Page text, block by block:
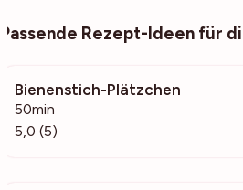
Passende Rezept-Ideen für
Bienenstich-Plätzchen
50min
5,0 (5)